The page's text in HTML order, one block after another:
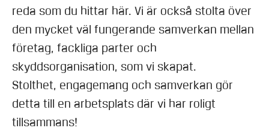
reda som du hittar här. Vi är också stolta över
den mycket väl fungerande samverkan mellan
företag, fackliga parter och
skyddsorganisation, som vi skapat.
Stolthet, engagemang och samverkan gör
detta till en arbetsplats där vi har roligt
tillsammans!